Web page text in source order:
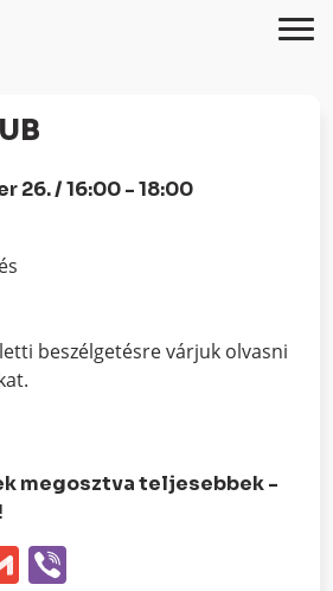
26. / 16:00 - 18:00
beszélgetésre várjuk olvasni
megosztva teljesebbek -
Gmail